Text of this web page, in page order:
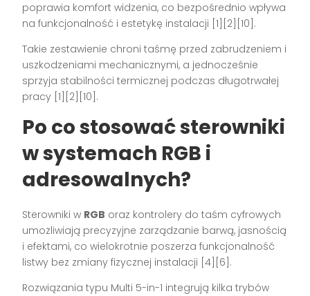
poprawia komfort widzenia, co bezpośrednio wpływa
na funkcjonalność i estetykę instalacji [1][2][10].
Takie zestawienie chroni taśmę przed zabrudzeniem i
uszkodzeniami mechanicznymi, a jednocześnie
sprzyja stabilności termicznej podczas długotrwałej
pracy [1][2][10].
Po co stosować sterowniki
w systemach RGB i
adresowalnych?
Sterowniki w RGB oraz kontrolery do taśm cyfrowych
umożliwiają precyzyjne zarządzanie barwą, jasnością
i efektami, co wielokrotnie poszerza funkcjonalność
listwy bez zmiany fizycznej instalacji [4][6].
Rozwiązania typu Multi 5-in-1 integrują kilka trybów